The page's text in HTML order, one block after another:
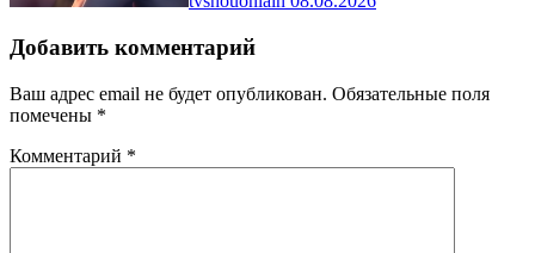
Добавить комментарий
Ваш адрес email не будет опубликован. Обязательные поля
помечены *
Комментарий *